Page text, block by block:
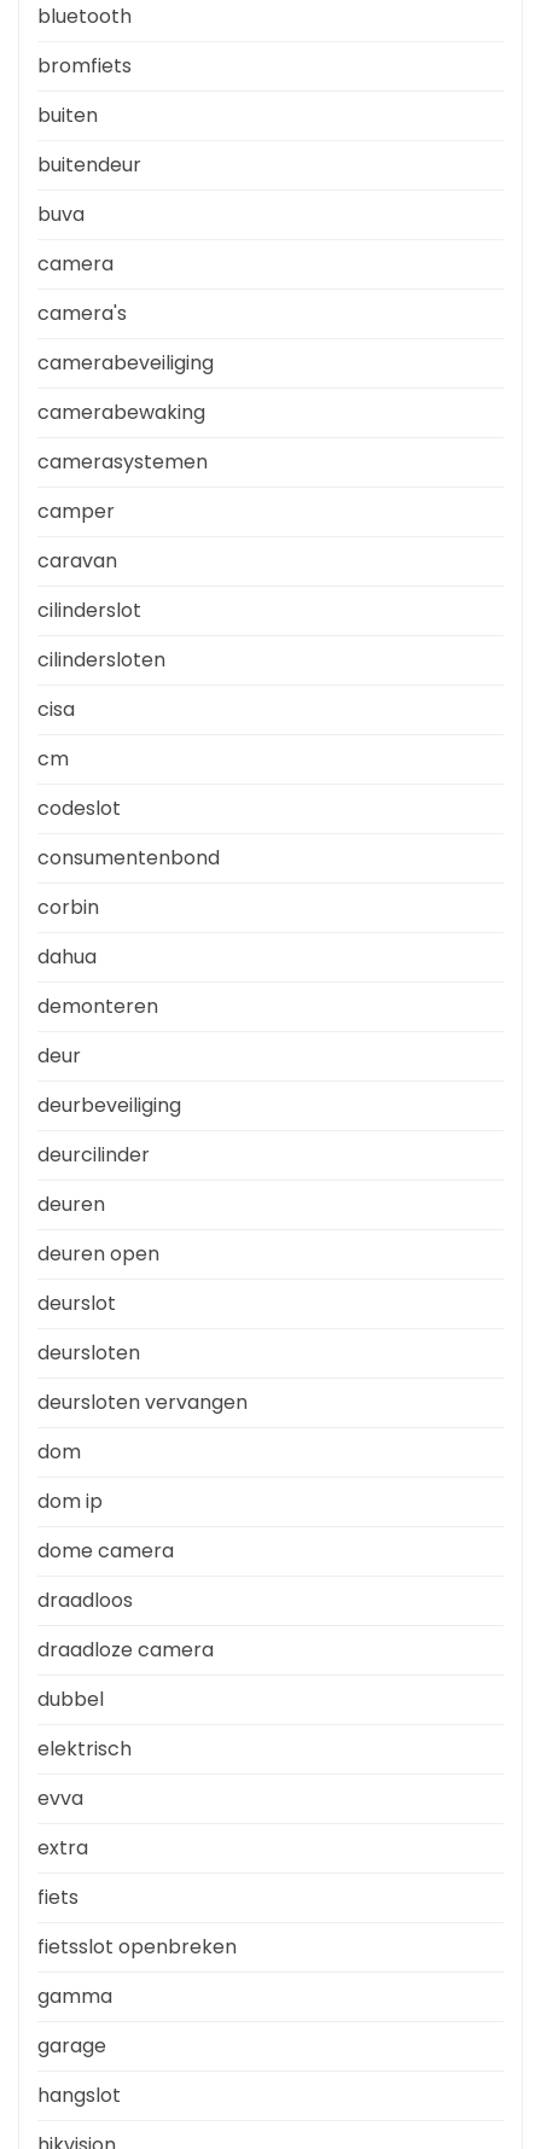
bluetooth
bromfiets
buiten
buitendeur
buva
camera
camera's
camerabeveiliging
camerabewaking
camerasystemen
camper
caravan
cilinderslot
cilindersloten
cisa
cm
codeslot
consumentenbond
corbin
dahua
demonteren
deur
deurbeveiliging
deurcilinder
deuren
deuren open
deurslot
deursloten
deursloten vervangen
dom
dom ip
dome camera
draadloos
draadloze camera
dubbel
elektrisch
evva
extra
fiets
fietsslot openbreken
gamma
garage
hangslot